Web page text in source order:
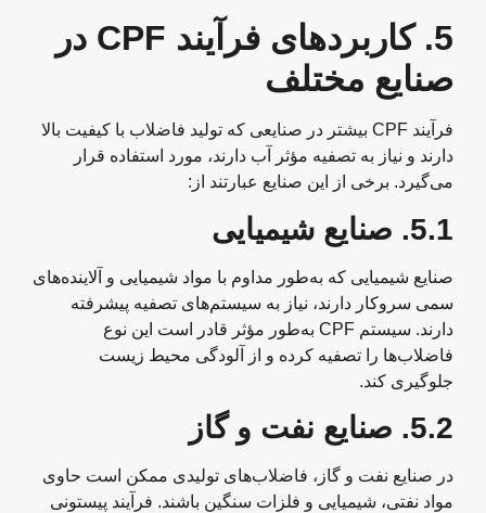
5. کاربردهای فرآیندCPF
در
صنایع مختلف
فرآیند CPF بیشتر در صنایعی که تولید فاضلاب با کیفیت بالا
دارند و نیاز به تصفیه مؤثر آب دارند، مورد استفاده قرار
می‌گیرد. برخی از این صنایع عبارتند از:
5.1. صنایع شیمیایی
صنایع شیمیایی که به‌طور مداوم با مواد شیمیایی و آلاینده‌های
سمی سروکار دارند، نیاز به سیستم‌های تصفیه پیشرفته
دارند. سیستم CPF به‌طور مؤثر قادر است این نوع
فاضلاب‌ها را تصفیه کرده و از آلودگی محیط زیست
جلوگیری کند.
5.2. صنایع نفت و گاز
در صنایع نفت و گاز، فاضلاب‌های تولیدی ممکن است حاوی
مواد نفتی، شیمیایی و فلزات سنگین باشند. فرآیند پیستونی